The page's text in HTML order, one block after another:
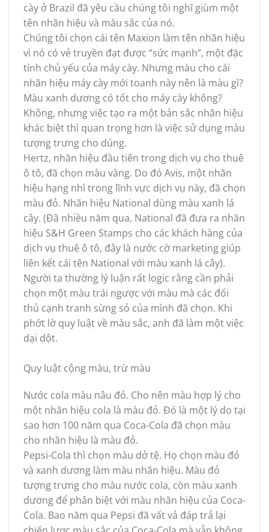
cày ở Brazil đã yêu cầu chúng tôi nghĩ giùm một
tên nhãn hiệu và màu sắc của nó.
Chúng tôi chọn cái tên Maxion làm tên nhãn hiệu
vì nó có vẻ truyền đạt được “sức mạnh”, một đặc
tính chủ yếu của máy cày. Nhưng màu cho cái
nhãn hiệu máy cày mới toanh này nên là màu gì?
Màu xanh dương có tốt cho máy cày không?
Không, nhưng việc tạo ra một bản sắc nhãn hiệu
khác biệt thì quan trọng hơn là việc sử dụng màu
tượng trưng cho dúng.
Hertz, nhãn hiệu đầu tiên trong dịch vụ cho thuê
ô tô, đã chọn màu vàng. Do đó Avis, một nhãn
hiệu hạng nhì trong lĩnh vực dịch vụ này, đã chọn
màu đỏ. Nhãn hiệu National dùng màu xanh lá
cây. (Đã nhiều năm qua, National đã đưa ra nhãn
hiệu S&H Green Stamps cho các khách hàng của
dịch vụ thuê ô tô, đây là nước cờ marketing giúp
liên kết cái tên National với màu xanh lá cây).
Người ta thường lý luận rất logic rằng cần phải
chọn một màu trái ngược với màu mà các đối
thủ cạnh tranh sừng sỏ của mình đã chọn. Khi
phớt lờ quy luật về màu sắc, anh đã làm một việc
dại dột.
Quy luật cộng màu, trừ màu
Nước cola màu nâu đỏ. Cho nên màu hợp lý cho
một nhãn hiệu cola là màu đỏ. Đó là một lý do tại
sao hơn 100 năm qua Coca-Cola đã chọn màu
cho nhãn hiệu là màu đỏ.
Pepsi-Cola thì chọn màu dở tệ. Họ chọn màu đỏ
và xanh dương làm màu nhãn hiệu. Màu đỏ
tượng trưng cho màu nước cola, còn màu xanh
dương để phân biệt với màu nhãn hiệu của Coca-
Cola. Bao năm qua Pepsi đã vất vả đáp trả lại